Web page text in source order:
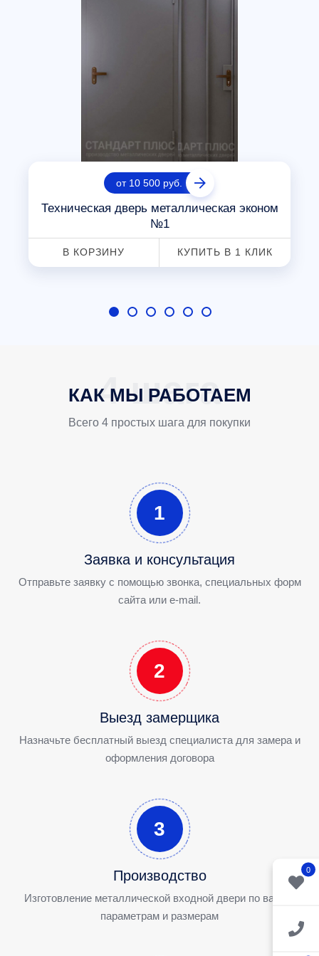
0
от 10 500 руб.
Техническая дверь металлическая эконом
№1
В КОРЗИНУ КУПИТЬ В 1 КЛИК
КАК МЫ РАБОТАЕМ
Всего 4 простых шага для покупки
1
Заявка и консультация
Отправьте заявку с помощью звонка, специальных форм
сайта или e-mail.
2
Выезд замерщика
Назначьте бесплатный выезд специалиста для замера и
оформления договора
3
Производство
Изготовление металлической входной двери по вашим
параметрам и размерам